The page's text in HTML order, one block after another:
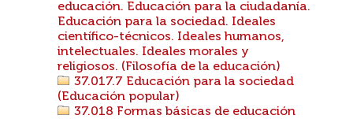
educación. Educación para la ciudadanía.
Educación para la sociedad. Ideales
científico-técnicos. Ideales humanos,
intelectuales. Ideales morales y
religiosos. (Filosofía de la educación)
37.017.7 Educación para la sociedad
(Educación popular)
37.018 Formas básicas de educación